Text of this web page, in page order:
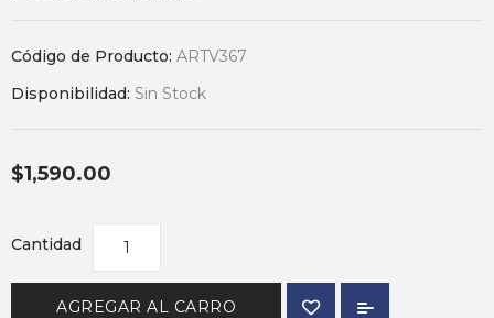
Código de Producto: ARTV367
Disponibilidad: Sin Stock
$1,590.00
Cantidad
AGREGAR AL CARRO